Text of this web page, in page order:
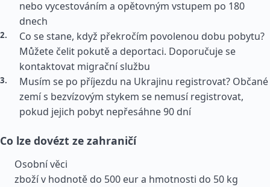
nebo vycestováním a opětovným vstupem po 180
dnech
Co se stane, když překročím povolenou dobu pobytu?
Můžete čelit pokutě a deportaci. Doporučuje se
kontaktovat migrační službu
Musím se po příjezdu na Ukrajinu registrovat? Občané
zemí s bezvízovým stykem se nemusí registrovat,
pokud jejich pobyt nepřesáhne 90 dní
Co lze dovézt ze zahraničí
Osobní věci
zboží v hodnotě do 500 eur a hmotnosti do 50 kg